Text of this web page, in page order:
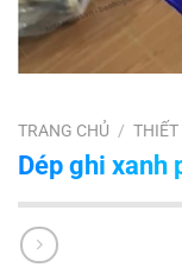
TRANG CHỦ / THIẾT
Dép ghi xanh